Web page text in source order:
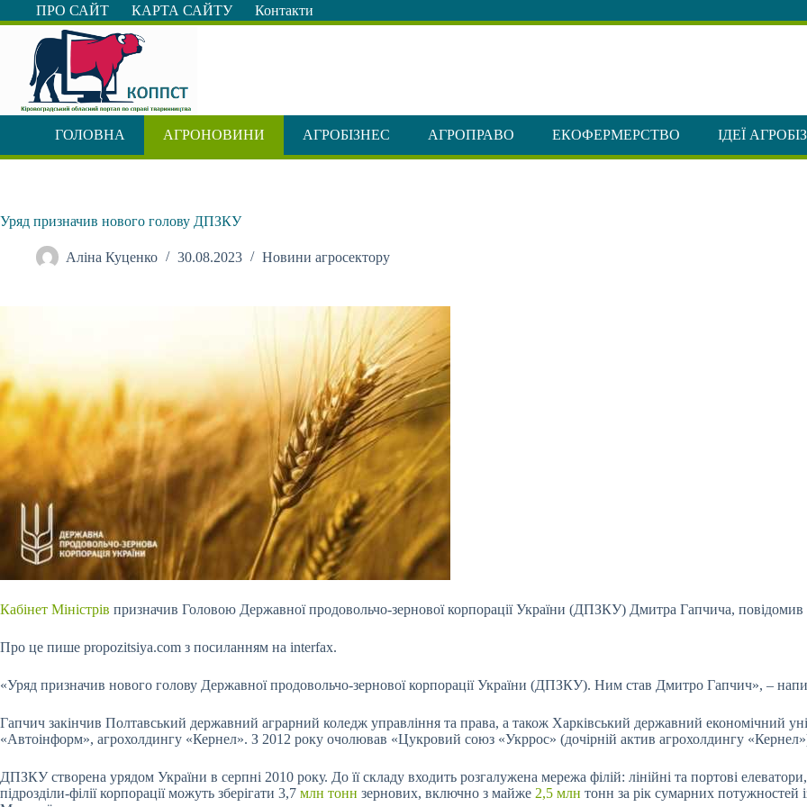
Перейти
до
ПРО САЙТ КАРТА САЙТУ Контакти
ГОЛОВНА АГРОНОВИНИ АГРОБІЗНЕС АГРОПРАВО ЕКОФЕРМЕРСТВО ІДЕЇ
Уряд призначив нового голову ДПЗКУ
Аліна Куценко 30.08.2023 Новини агросектору
Кабінет Міністрів призначив Головою Державної продовольчо-зерновоїкорпорації України (ДПЗКУ) Дмитра Гапчича, повідомив
Про це пише propozitsiya.com з посиланням на interfax.
«Уряд призначив нового голову Державної продовольчо-зернової корпорації України (ДПЗКУ). Ним став Дмитро Гапчич», –
Гапчич закінчив Полтавський державний аграрний коледж управління та права, а також Харківський державний економічний
«Автоінформ», агрохолдингу «Кернел». З 2012 року очолював «Цукровий союз «Укррос» (дочірній актив агрохолдингу
ДПЗКУ створена урядом України в серпні 2010 року. До її складу входить розгалужена мережа філій: лінійні та портові
підрозділи-філії корпорації можуть зберігати 3,7 млн тонн зернових, включно з майже 2,5 млн тонн за рік сумарних потужностей